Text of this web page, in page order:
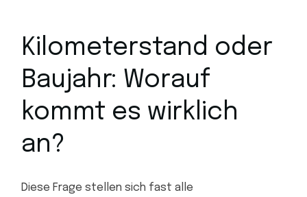
Kilometerstand oder
Baujahr: Worauf
kommt es wirklich
an?
Diese Frage stellen sich fast alle